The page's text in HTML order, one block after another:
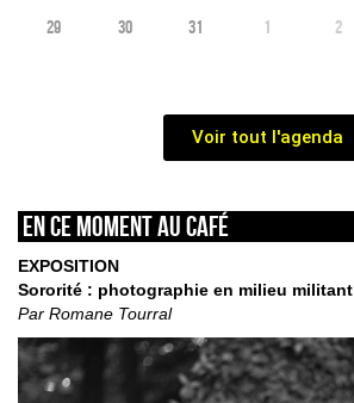
29 30 31 1 2
Voir tout l'agenda
En ce moment au café
EXPOSITION
Sororité : photographie en milieu militant
Par Romane Tourral